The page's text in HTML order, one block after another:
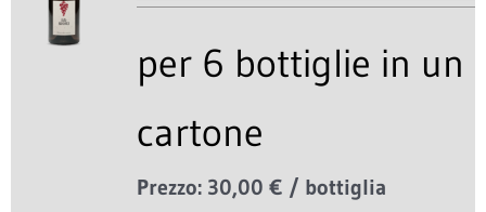
per 6 bottiglie in un
cartone
Prezzo: 30,00 € / bottiglia